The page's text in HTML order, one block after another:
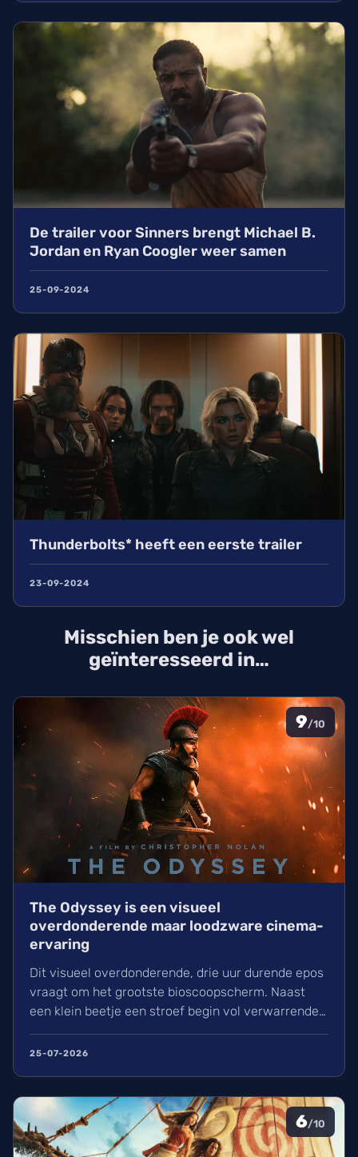
De trailer voor Sinners brengt Michael B.
Jordan en Ryan Coogler weer samen
25-09-2024
Thunderbolts* heeft een eerste trailer
23-09-2024
Misschien ben je ook wel
geïnteresseerd in…
9/10
The Odyssey is een visueel
overdonderende maar loodzware cinema-
ervaring
Dit visueel overdonderende, drie uur durende epos
vraagt om het grootste bioscoopscherm. Naast
een klein beetje een stroef begin vol verwarrende
flashbacks en wisselend acteerwerk, evolueert de
film in een indrukwekkend epos vol praktische
25-07-2026
6/10